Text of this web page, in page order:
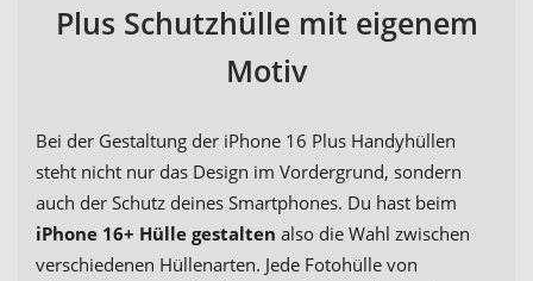
Plus Schutzhülle mit eigenem
Motiv
Bei der Gestaltung der iPhone 16 Plus Handyhüllen
steht nicht nur das Design im Vordergrund, sondern
auch der Schutz deines Smartphones. Du hast beim
iPhone 16+ Hülle gestalten also die Wahl zwischen
verschiedenen Hüllenarten. Jede Fotohülle von